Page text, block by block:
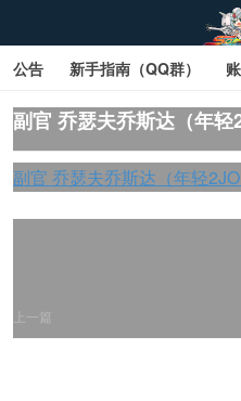
sd敢达ol_sd敢达ol钢达服
公告 新手指南（QQ群）
SD钢达服数据库（网页版）
网页商城文字版
副官 乔瑟夫乔斯达（年轻
副官 乔瑟夫乔斯达（年轻2JO
上一篇